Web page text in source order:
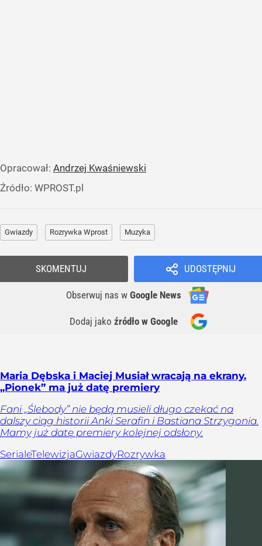
Opracował: Andrzej Kwaśniewski
Źródło: WPROST.pl
Gwiazdy Rozrywka Wprost Muzyka
UDOSTĘPNIJ
Obserwuj nas w Google News
Dodaj jako źródło w Google
SKOMENTUJ
Maria Dębska i Maciej Musiał wracają na ekrany.
„Pionek” ma już datę premiery
Fani „Ślebody” nie będą musieli długo czekać na
dalszy ciąg historii Anki Serafin i Bastiana Strzygonia.
Mamy już datę premiery kolejnej odsłony.
SerialeTelewizjaGwiazdyRozrywka